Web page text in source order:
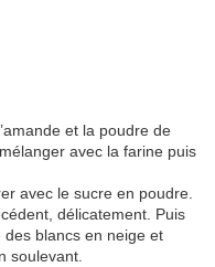
et la poudre de
avec la farine puis
avec le sucre en poudre.
délicatement. Puis
blancs en neige et
soulevant.